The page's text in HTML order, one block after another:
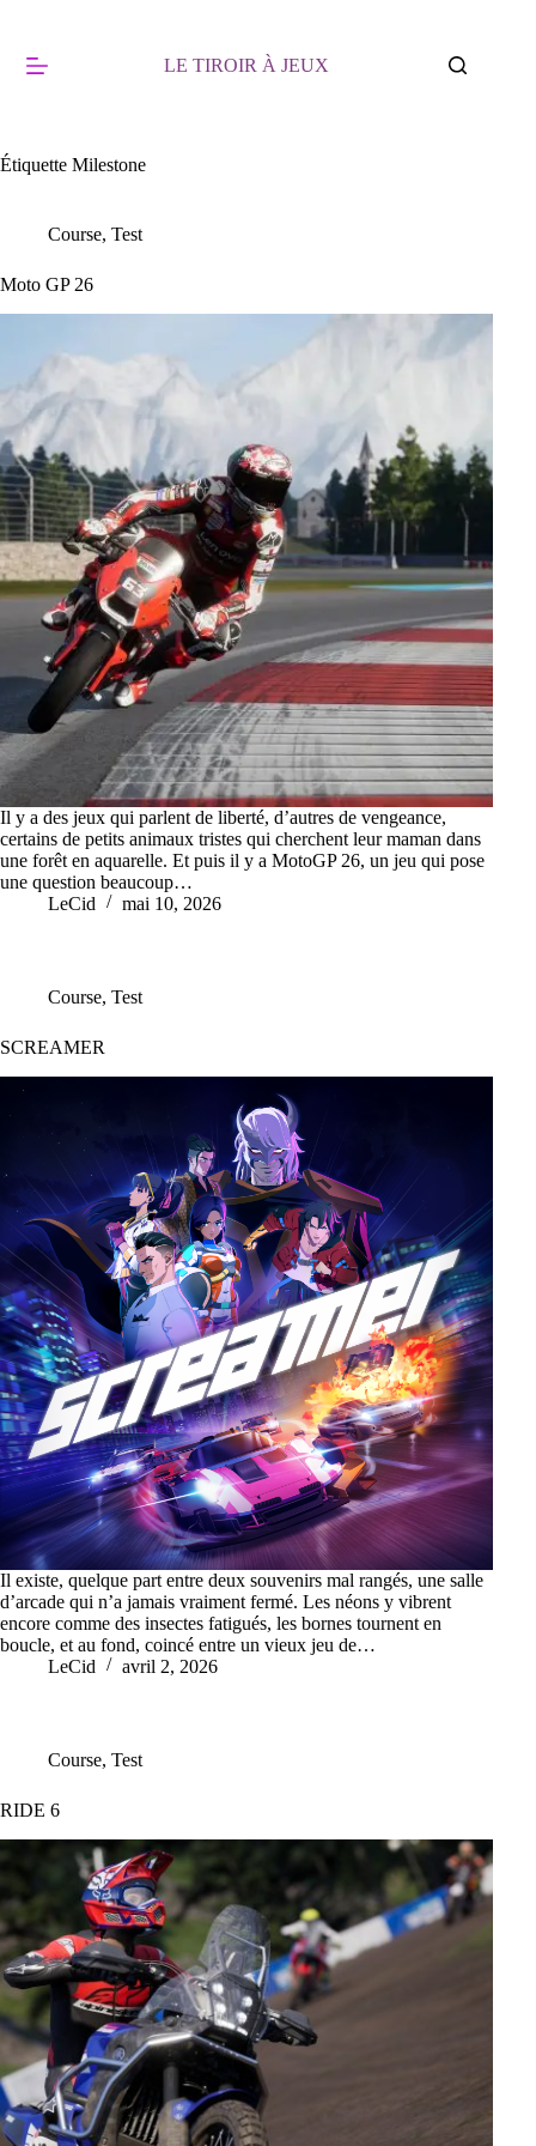
LE TIROIR À JEUX
Étiquette Milestone
Course, Test
Moto GP 26
Il y a des jeux qui parlent de liberté, d’autres de vengeance,
certains de petits animaux tristes qui cherchent leur maman dans
une forêt en aquarelle. Et puis il y a MotoGP 26, un jeu qui pose
une question beaucoup…
LeCid
mai 10, 2026
Course, Test
SCREAMER
Il existe, quelque part entre deux souvenirs mal rangés, une salle
d’arcade qui n’a jamais vraiment fermé. Les néons y vibrent
encore comme des insectes fatigués, les bornes tournent en
boucle, et au fond, coincé entre un vieux jeu de…
LeCid
avril 2, 2026
Course, Test
RIDE 6